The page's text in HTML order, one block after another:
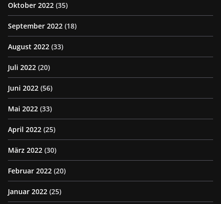
Oktober 2022 (35)
September 2022 (18)
August 2022 (33)
Juli 2022 (20)
Juni 2022 (56)
Mai 2022 (33)
April 2022 (25)
März 2022 (30)
Februar 2022 (20)
Januar 2022 (25)